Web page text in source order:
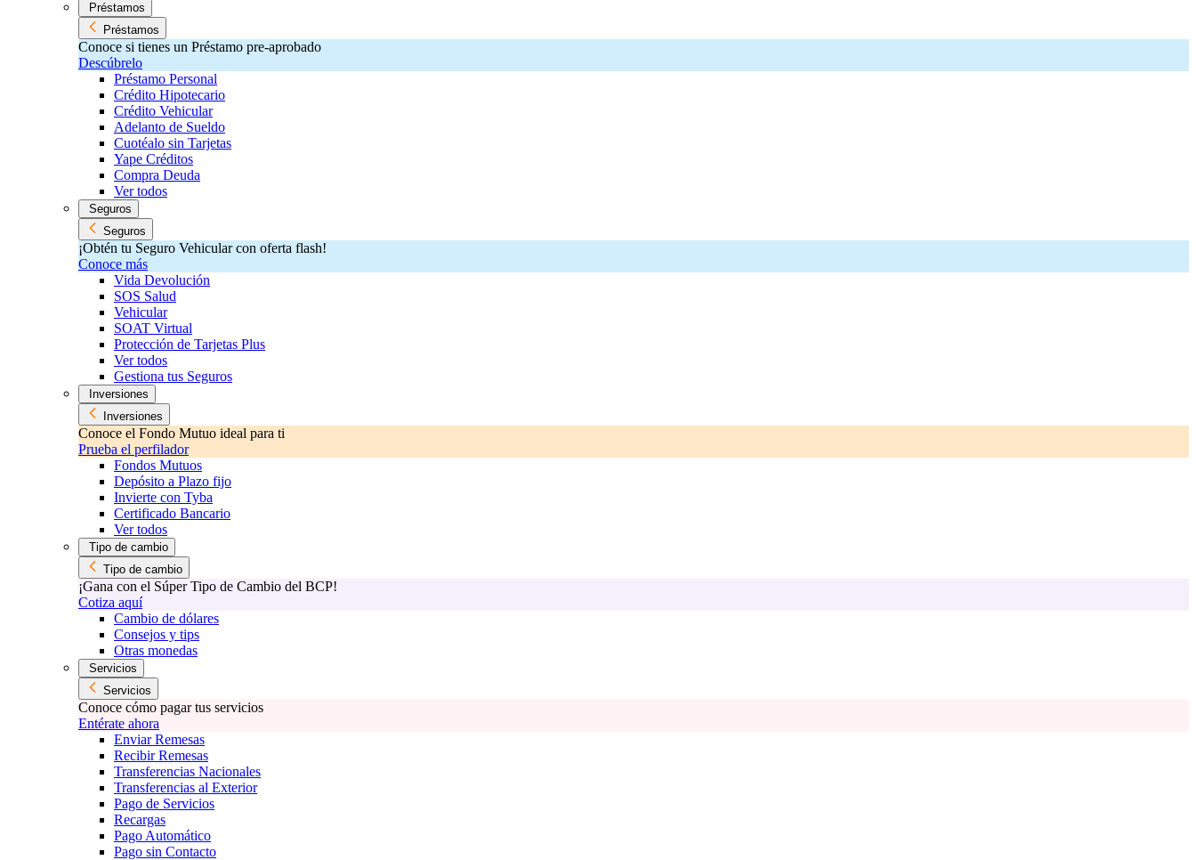
Préstamos
Préstamos
Conoce si tienes un Préstamo pre-aprobado
Descúbrelo
Préstamo Personal
Crédito Hipotecario
Crédito Vehicular
Adelanto de Sueldo
Cuotéalo sin Tarjetas
Yape Créditos
Compra Deuda
Ver todos
Seguros
Seguros
¡Obtén tu Seguro Vehicular con oferta flash!
Conoce más
Vida Devolución
SOS Salud
Vehicular
SOAT Virtual
Protección de Tarjetas Plus
Ver todos
Gestiona tus Seguros
Inversiones
Inversiones
Conoce el Fondo Mutuo ideal para ti
Prueba el perfilador
Fondos Mutuos
Depósito a Plazo fijo
Invierte con Tyba
Certificado Bancario
Ver todos
Tipo de cambio
Tipo de cambio
¡Gana con el Súper Tipo de Cambio del BCP!
Cotiza aquí
Cambio de dólares
Consejos y tips
Otras monedas
Servicios
Servicios
Conoce cómo pagar tus servicios
Entérate ahora
Enviar Remesas
Recibir Remesas
Transferencias Nacionales
Transferencias al Exterior
Pago de Servicios
Recargas
Pago Automático
Pago sin Contacto